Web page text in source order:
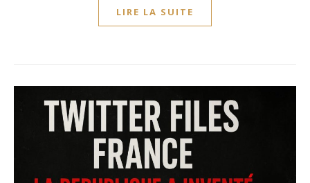
LIRE LA SUITE